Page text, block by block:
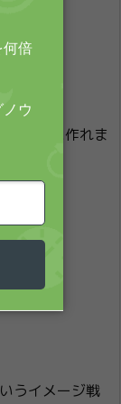
います。
ですよ。
意図的に作れま
うイメージ戦